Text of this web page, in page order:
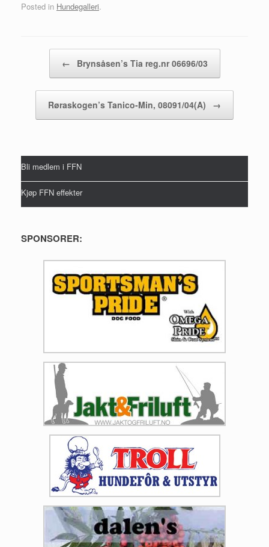
Posted in Hundegalleri.
← Brynsåsen’s Tia reg.nr 06696/03
Røraskogen’s Tanico-Min, 08091/04(A) →
Bli medlem i FFN
Kjøp FFN effekter
SPONSORER: